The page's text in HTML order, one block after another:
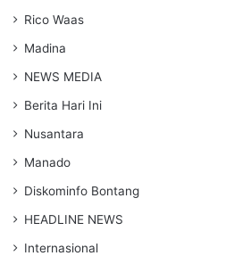
Rico Waas
Madina
NEWS MEDIA
Berita Hari Ini
Nusantara
Manado
Diskominfo Bontang
HEADLINE NEWS
Internasional